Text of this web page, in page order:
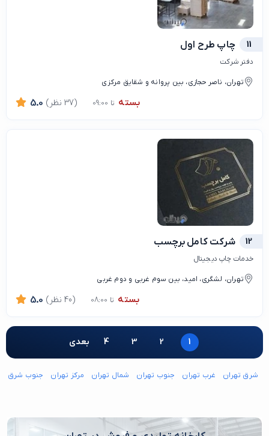
11 چاپ طرح اول
دفتر شرکت
تهران، ناصر حجازی، بین پروانه و شقایق مرکزی
بسته تا 09:00 5.0 (37 نظر)
12 شرکت کامل برچسب
خدمات چاپ دیجیتال
تهران، لشگری، امید، بین سوم غربی و دوم غربی
بسته تا 08:00 5.0 (40 نظر)
1
2
3
4 بعدی
شرق تهران غرب تهران جنوب تهران شمال تهران مرکز تهران جنوب شرق